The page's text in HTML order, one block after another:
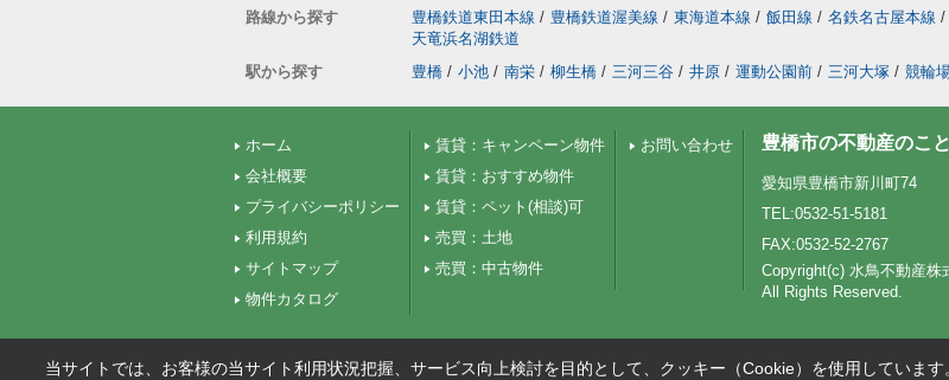
路線から探す
豊橋鉄道東田本線 / 豊橋鉄道渥美線 / 東海道本線 / 飯田線 / 名鉄名古屋本線 /
天竜浜名湖鉄道
駅から探す
豊橋 / 小池 / 南栄 / 柳生橋 / 三河三谷 / 井原 / 運動公園前 / 三河大塚 / 競輪
ホーム
会社概要
プライバシーポリシー
利用規約
サイトマップ
物件カタログ
賃貸：キャンペーン物件
賃貸：おすすめ物件
賃貸：ペット(相談)可
売買：土地
売買：中古物件
お問い合わせ 豊橋市の不動産のこ
愛知県豊橋市新川町74
TEL:0532-51-5181
FAX:0532-52-2767
Copyright(c) 水鳥不動産株
All Rights Reserved.
当サイトでは、お客様の当サイト利用状況把握、サービス向上検討を目的として、クッキー（Cookie）を使用しています